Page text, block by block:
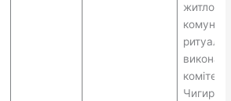
житлово-